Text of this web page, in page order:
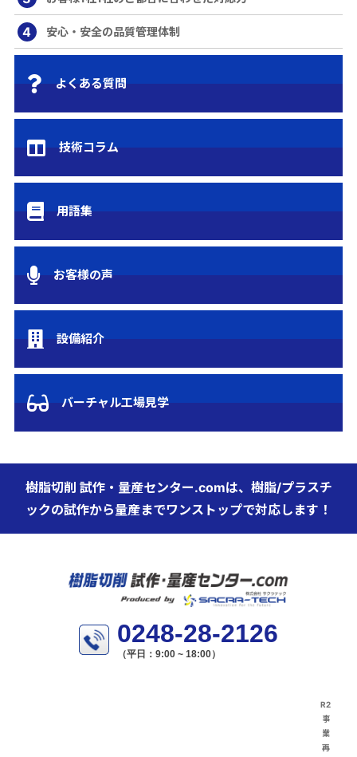
4 安心・安全の品質管理体制
よくある質問
技術コラム
用語集
お客様の声
設備紹介
バーチャル工場見学
樹脂切削 試作・量産センター.comは、樹脂/プラスチ
ックの試作から量産までワンストップで対応します！
0248-28-2126
（平日：9:00 ~ 18:00）
R2
事
業
再